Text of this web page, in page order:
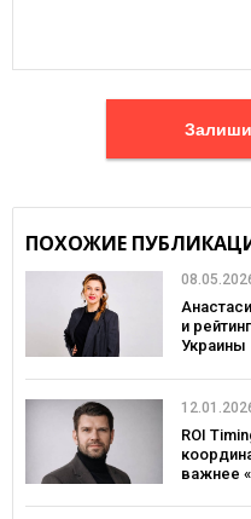
ПОХОЖИЕ
и
Украины
ROI
важнее